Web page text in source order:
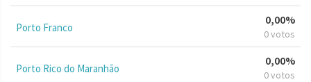
Porto Franco
0,00%
0 votos
Porto Rico do Maranhão
0,00%
0 votos